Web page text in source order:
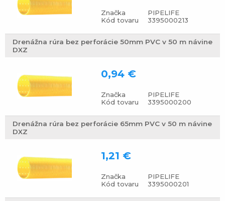
Značka
PIPELIFE
Kód tovaru
3395000213
Drenážna rúra bez perforácie 50mm PVC v 50 m návine
DXZ
Značka
PIPELIFE
Kód tovaru
3395000200
0,94 €
Drenážna rúra bez perforácie 65mm PVC v 50 m návine
DXZ
Značka
PIPELIFE
Kód tovaru
3395000201
1,21 €